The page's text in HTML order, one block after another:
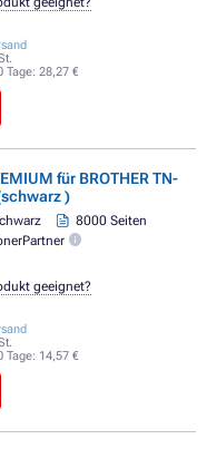
Tage: 28,27 €
für BROTHER TN-
)
8000 Seiten
Tage: 14,57 €
geeignet?